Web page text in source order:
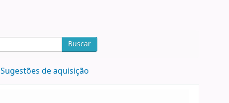
Buscar
Sugestões de aquisição